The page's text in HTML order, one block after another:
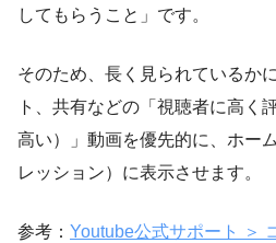
してもらうこと」です。
そのため、長く見られているか
ト、共有などの「視聴者に高く
高い）」動画を優先的に、ホー
レッション）に表示させます。
参考： Youtube公式サポート ＞